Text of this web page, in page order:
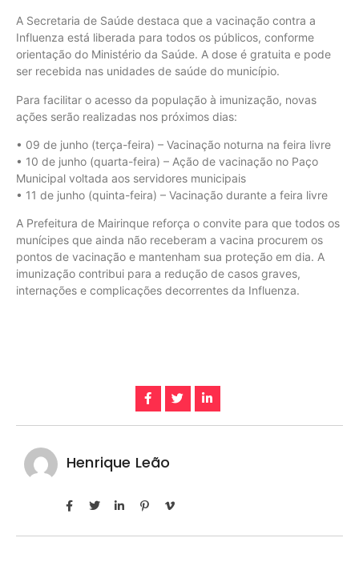
A Secretaria de Saúde destaca que a vacinação contra a
Influenza está liberada para todos os públicos, conforme
orientação do Ministério da Saúde. A dose é gratuita e pode
ser recebida nas unidades de saúde do município.
Para facilitar o acesso da população à imunização, novas
ações serão realizadas nos próximos dias:
• 09 de junho (terça-feira) – Vacinação noturna na feira livre
• 10 de junho (quarta-feira) – Ação de vacinação no Paço
Municipal voltada aos servidores municipais
• 11 de junho (quinta-feira) – Vacinação durante a feira livre
A Prefeitura de Mairinque reforça o convite para que todos os
munícipes que ainda não receberam a vacina procurem os
pontos de vacinação e mantenham sua proteção em dia. A
imunização contribui para a redução de casos graves,
internações e complicações decorrentes da Influenza.
Henrique Leão